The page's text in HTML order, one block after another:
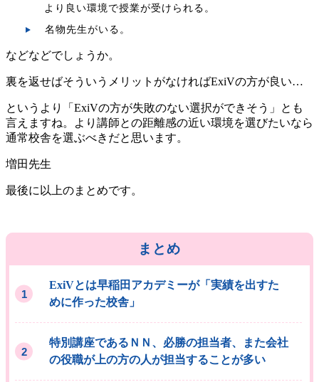
より良い環境で授業が受けられる。
名物先生がいる。
などなどでしょうか。
裏を返せばそういうメリットがなければExiVの方が良い…
というより「ExiVの方が失敗のない選択ができそう」とも
言えますね。より講師との距離感の近い環境を選びたいなら
通常校舎を選ぶべきだと思います。
最後に以上のまとめです。
まとめ
ExiVとは早稲田アカデミーが「実績を出すた
めに作った校舎」
特別講座であるＮＮ、必勝の担当者、また会社
の役職が上の方の人が担当することが多い